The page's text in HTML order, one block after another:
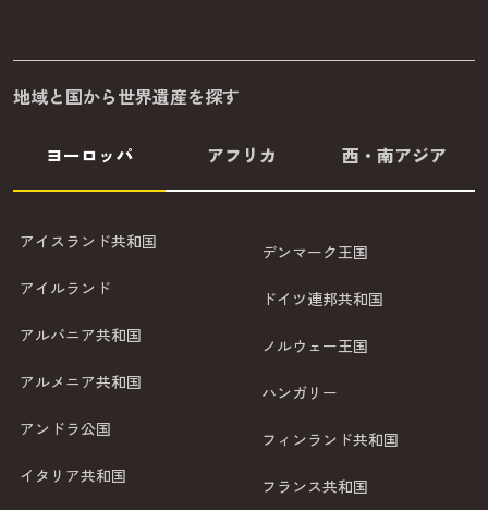
地域と国から世界遺産を探す
ヨーロッパ アフリカ 西・南アジア
アイスランド共和国
アイルランド
アルバニア共和国
アルメニア共和国
アンドラ公国
イタリア共和国
デンマーク王国
ドイツ連邦共和国
ノルウェー王国
ハンガリー
フィンランド共和国
フランス共和国